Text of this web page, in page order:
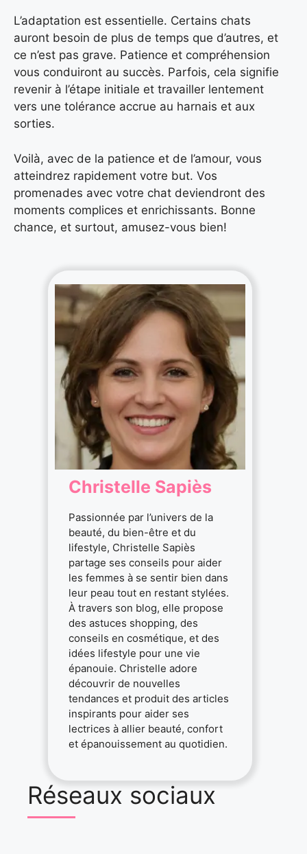
L’adaptation est essentielle. Certains chats
auront besoin de plus de temps que d’autres, et
ce n’est pas grave. Patience et compréhension
vous conduiront au succès. Parfois, cela signifie
revenir à l’étape initiale et travailler lentement
vers une tolérance accrue au harnais et aux
sorties.
Voilà, avec de la patience et de l’amour, vous
atteindrez rapidement votre but. Vos
promenades avec votre chat deviendront des
moments complices et enrichissants. Bonne
chance, et surtout, amusez-vous bien!
Christelle Sapiès
Passionnée par l’univers de la
beauté, du bien-être et du
lifestyle, Christelle Sapiès
partage ses conseils pour aider
les femmes à se sentir bien dans
leur peau tout en restant stylées.
À travers son blog, elle propose
des astuces shopping, des
conseils en cosmétique, et des
idées lifestyle pour une vie
épanouie. Christelle adore
découvrir de nouvelles
tendances et produit des articles
inspirants pour aider ses
lectrices à allier beauté, confort
et épanouissement au quotidien.
Réseaux sociaux